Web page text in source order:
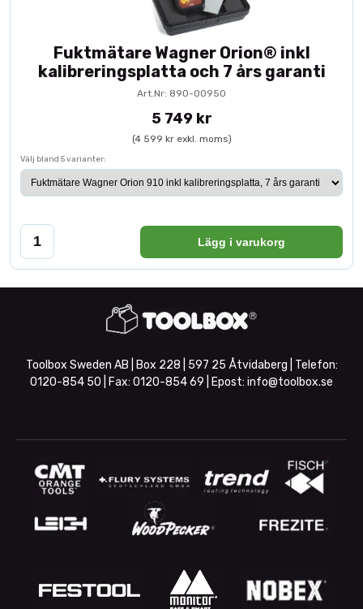
Fuktmätare Wagner Orion® inkl
kalibreringsplatta och 7 års garanti
Art.Nr: 890-00950
5 749 kr
(4 599 kr exkl. moms)
Välj bland 5 varianter:
Lägg i varukorg
Toolbox Sweden AB | Box 228 | 597 25 Åtvidaberg | Telefon:
0120-854 50 | Fax: 0120-854 69 | Epost: info@toolbox.se